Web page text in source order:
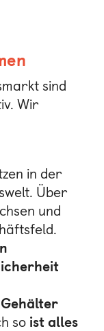
sind
Wir
in der
Über
und
Gehälter
so ist alles